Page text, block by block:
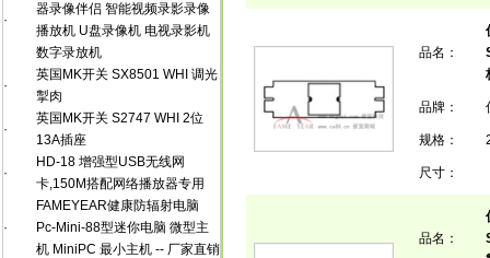
·
器录像伴侣 智能视频录影录像
播放机 U盘录像机 电视录影机
数字录放机
·
英国MK开关 SX8501 WHI 调光
掣肉
·
英国MK开关 S2747 WHI 2位
13A插座
·
HD-18 增强型USB无线网
卡,150M搭配网络播放器专用
·
FAMEYEAR健康防辐射电脑
Pc-Mini-88型迷你电脑 微型主
机 MiniPC 最小主机 -- 厂家直销
品名：
品牌：
规格：
尺寸：
品名：